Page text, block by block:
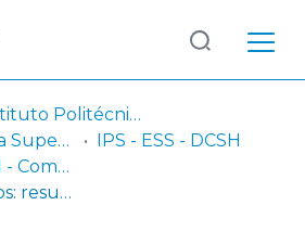
IPS - Instituto Politécnico de Setúbal
IPS - ESS - Escola Superior de Saúde
IPS - ESS - DCSH
IPS - ESS - DCSH - Comunicações em congressos
Ouvindo os idosos: resultados de uma rede de excelência entre a escola e a comunidade